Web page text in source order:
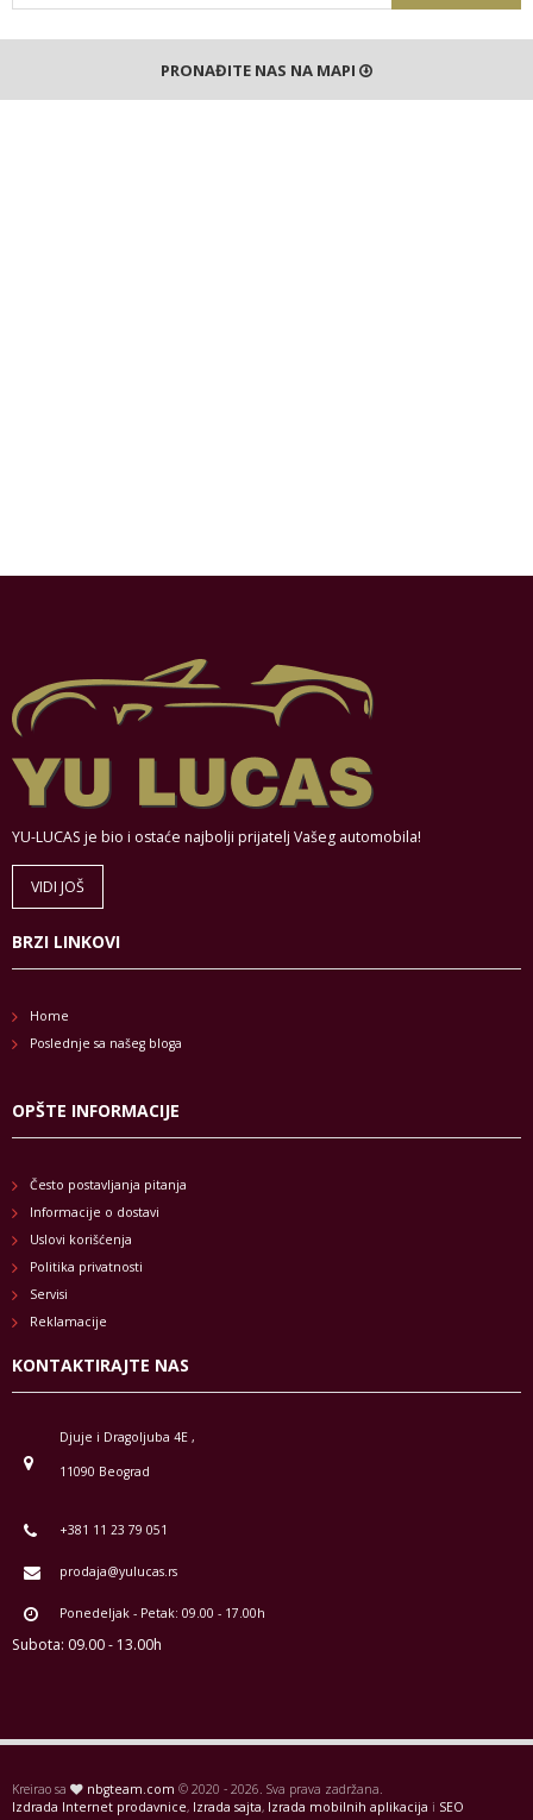
PRONAĐITE NAS NA MAPI
YU-LUCAS je bio i ostaće najbolji prijatelj Vašeg automobila!
VIDI JOŠ
BRZI LINKOVI
Home
Poslednje sa našeg bloga
OPŠTE INFORMACIJE
Često postavljanja pitanja
Informacije o dostavi
Uslovi korišćenja
Politika privatnosti
Servisi
Reklamacije
KONTAKTIRAJTE NAS
Djuje i Dragoljuba 4E ,
11090 Beograd
+381 11 23 79 051
prodaja@yulucas.rs
Ponedeljak - Petak: 09.00 - 17.00h
Subota: 09.00 - 13.00h
Kreirao sa nbgteam.com © 2020 - 2026. Sva prava zadržana.
Izdrada Internet prodavnice, Izrada sajta, Izrada mobilnih aplikacija i SEO